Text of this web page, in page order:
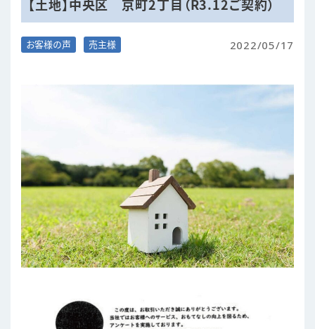
【土地】中央区 京町2丁目（R3.12ご契約）
お客様の声 売主様 2022/05/17